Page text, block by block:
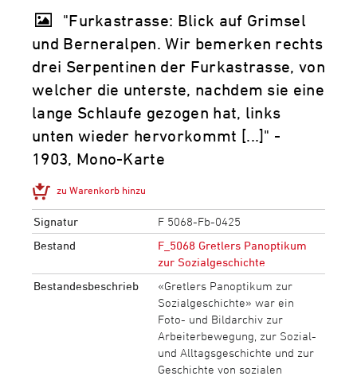
"Furkastrasse: Blick auf Grimsel
und Berneralpen. Wir bemerken rechts
drei Serpentinen der Furkastrasse, von
welcher die unterste, nachdem sie eine
lange Schlaufe gezogen hat, links
unten wieder hervorkommt [...]" -
1903, Mono-Karte
zu Warenkorb hinzu
Signatur
F 5068-Fb-0425
Bestand
F_5068 Gretlers Panoptikum
zur Sozialgeschichte
Bestandesbeschrieb
«Gretlers Panoptikum zur
Sozialgeschichte» war ein
Foto- und Bildarchiv zur
Arbeiterbewegung, zur Sozial-
und Alltagsgeschichte und zur
Geschichte von sozialen